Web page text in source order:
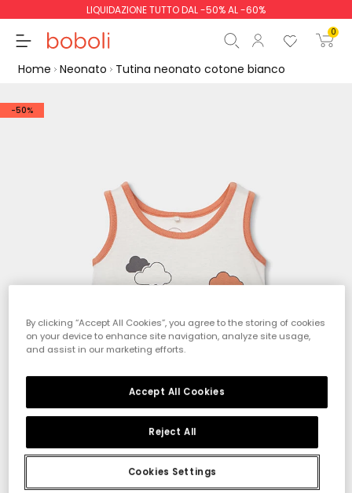
LIQUIDAZIONE TUTTO DAL -50% AL -60%
0
Continua Inizio ordine
Home Neonato Tutina neonato cotone bianco
-50%
By clicking “Accept All Cookies”, you agree to the storing of cookies
on your device to enhance site navigation, analyze site usage,
and assist in our marketing efforts.
Cookies Settings
Reject All
Accept All Cookies